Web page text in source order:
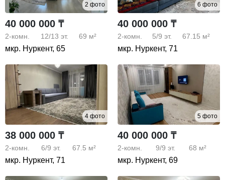
2 фото
40 000 000 ₸
2-комн. 12/13 эт. 69 м²
мкр. Нуркент, 65
6 фото
40 000 000 ₸
2-комн. 5/9 эт. 67.15 м²
мкр. Нуркент, 71
4 фото
38 000 000 ₸
2-комн. 6/9 эт. 67.5 м²
мкр. Нуркент, 71
5 фото
40 000 000 ₸
2-комн. 9/9 эт. 68 м²
мкр. Нуркент, 69